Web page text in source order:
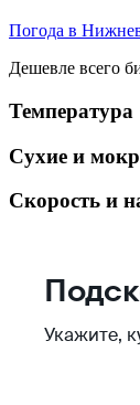
Погода в
Дешевле всего
Температура
Сухие и
Скорость и
Укажите,